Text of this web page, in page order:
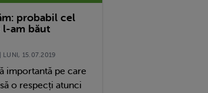
probabil cel
l-am băut
LUNI, 15.07.2019
importantă pe care
o respecți atunci